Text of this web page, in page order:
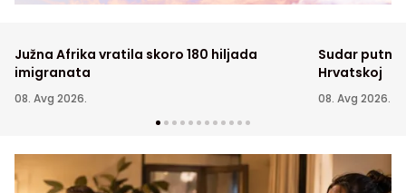
Južna Afrika vratila skoro 180 hiljada
imigranata
08. Avg 2026.
Sudar
Hrvatskoj
08. Avg 2026.